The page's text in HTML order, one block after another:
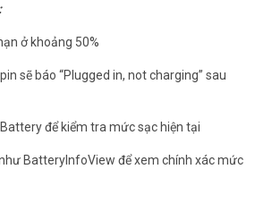
ở khoảng 50%
sẽ báo “Plugged in, not charging” sau
để kiểm tra mức sạc hiện tại
BatteryInfoView để xem chính xác mức